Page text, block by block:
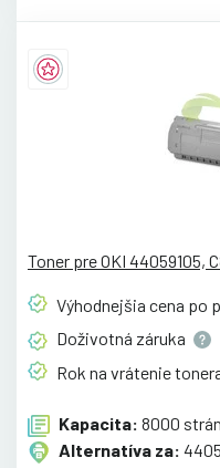
Toner pre OKI 44059105,
Výhodnejšia cena po
Doživotná záruka
Rok na vrátenie
Kapacita: 8000
Alternatíva za: